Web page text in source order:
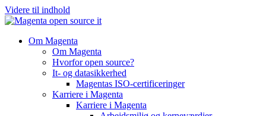
Videre til indhold
Om Magenta
Om Magenta
Hvorfor open source?
It- og datasikkerhed
Magentas ISO-certificeringer
Karriere i Magenta
Karriere i Magenta